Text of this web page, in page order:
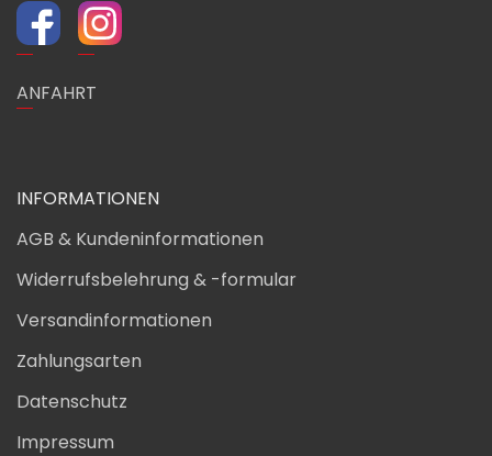
ANFAHRT
INFORMATIONEN
AGB & Kundeninformationen
Widerrufsbelehrung & -formular
Versandinformationen
Zahlungsarten
Datenschutz
Impressum